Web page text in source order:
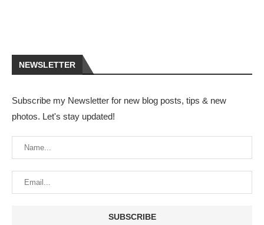
NEWSLETTER
Subscribe my Newsletter for new blog posts, tips & new
photos. Let's stay updated!